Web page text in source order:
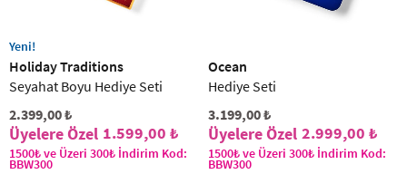
Yeni!
Holiday Traditions
Seyahat Boyu Hediye Seti
2.399,00 ₺
1.599,00 ₺
1500₺ ve Üzeri 300₺ İndirim Kod:
BBW300
Ocean
Hediye Seti
3.199,00 ₺
2.999,00 ₺
1500₺ ve Üzeri 300₺ İndirim Kod:
BBW300